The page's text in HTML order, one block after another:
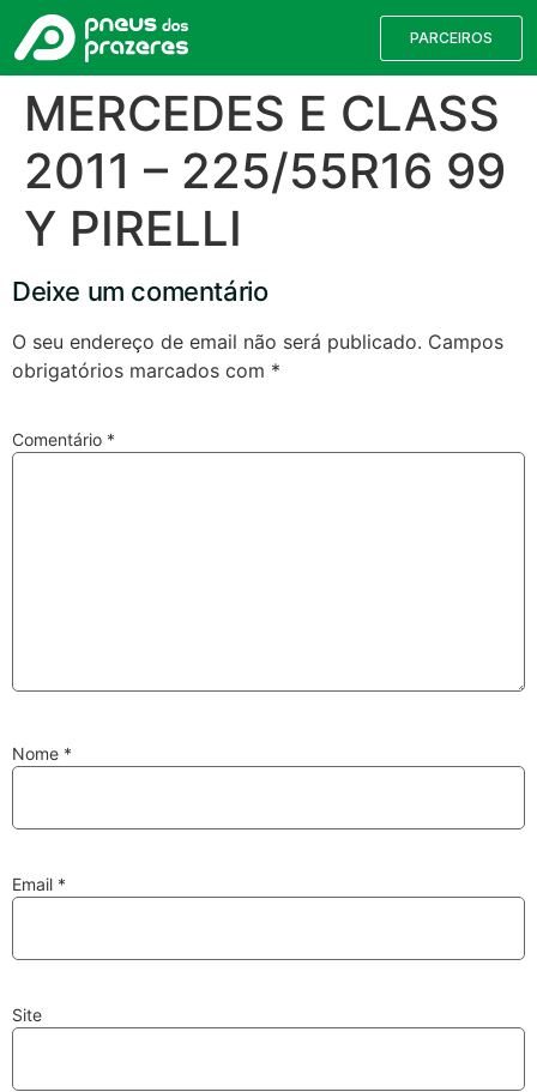
PARCEIROS
MERCEDES E CLASS
2011 – 225/55R16 99
Y PIRELLI
Deixe um comentário
O seu endereço de email não será publicado. Campos
obrigatórios marcados com *
Comentário *
Nome *
Email *
Site
Encontre o pneu correto para a sua
Válvulas TPMS
Discos e Pastilhas
Amortecedores